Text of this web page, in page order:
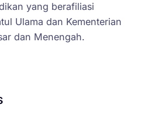
yang berafiliasi
Ulama dan Kementerian
dan Menengah.